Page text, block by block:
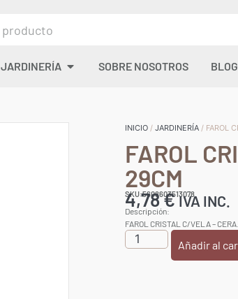
JARDINERÍA SOBRE NOSOTROS BLOG
INICIO / JARDINERÍA / FAROL
FAROL
29CM
SKU:5608603513078
4,78€IVA INC.
Descripción:
FAROL CRISTAL C/VELA –
Añadir al